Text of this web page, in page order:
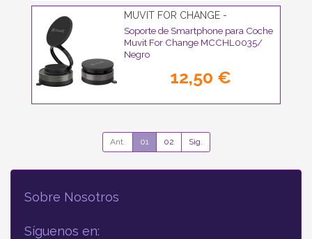
MUVIT FOR CHANGE -
MCCHL0035
Soporte de Smartphone para Coche
Muvit For Change MCCHL0035/
Negro
12,50 €
Ant. 01 02 Sig.
Sobre Nosotros
Síguenos en: